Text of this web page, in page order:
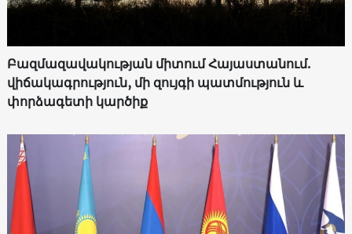
Բազմազավակության միտում Հայաստանում.
վիճակագրություն, մի զույգի պատմություն և
փորձագետի կարծիք